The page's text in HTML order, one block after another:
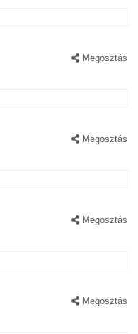
Megosztás
Megosztás
Megosztás
Megosztás